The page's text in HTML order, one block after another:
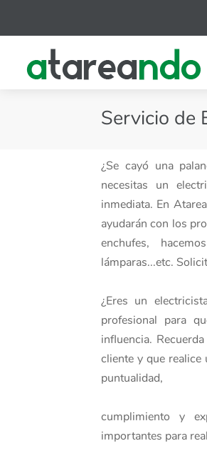
Servicio de
¿Se cayó una
necesitas un
inmediata. En
ayudarán con los
enchufes,
lámparas...etc.
¿Eres un
profesional para
influencia.
cliente y que realice
puntualidad,
cumplimiento y
importantes para